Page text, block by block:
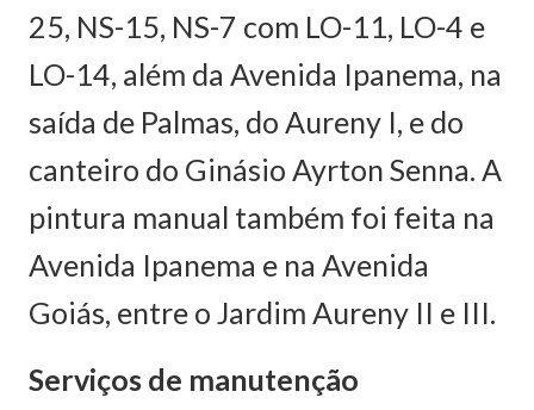
25, NS-15, NS-7 com LO-11, LO-4 e
LO-14, além da Avenida Ipanema, na
saída de Palmas, do Aureny I, e do
canteiro do Ginásio Ayrton Senna. A
pintura manual também foi feita na
Avenida Ipanema e na Avenida
Goiás, entre o Jardim Aureny II e III.
Serviços de manutenção